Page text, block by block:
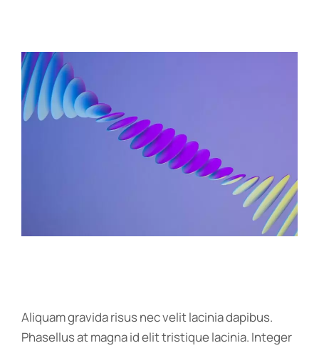
Aliquam gravida risus nec velit lacinia dapibus.
Phasellus at magna id elit tristique lacinia. Integer